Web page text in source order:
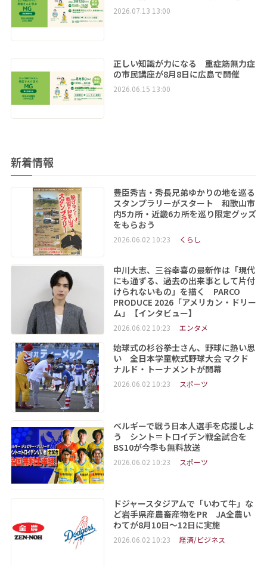
2026.07.13 13:00
正しい知識が力になる 重症筋無力症
の市民講座が8月8日に広島で開催
2026.06.15 13:00
新着情報
豊臣秀吉・秀長兄弟ゆかりの地を巡る
スタンプラリーがスタート 和歌山市
内5カ所・近畿6カ所を巡り限定グッズ
をもらおう
2026.06.02 10:23 くらし
中川大志、三谷幸喜の最新作は「現代
にも通ずる、過去の出来事として片付
けられないもの」を描く PARCO
PRODUCE 2026「アメリカン・ドリー
ム」【インタビュー】
2026.06.02 10:23 エンタメ
始球式の杉谷拳士さん、野球に熱い思
い 全日本学童軟式野球大会 マクド
ナルド・トーナメントが開幕
2026.06.02 10:23 スポーツ
ベルギーで戦う日本人選手を応援しよ
う シント＝トロイデン戦全試合を
BS10が今季も無料放送
2026.06.02 10:23 スポーツ
ドジャースタジアムで「いわて牛」な
ど岩手県産農畜産物をPR JA全農い
わてが8月10日～12日に実施
2026.06.02 10:23 経済/ビジネス